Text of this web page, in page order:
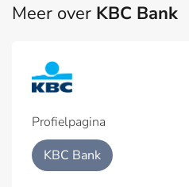
Meer over KBC Bank
Profielpagina
KBC Bank